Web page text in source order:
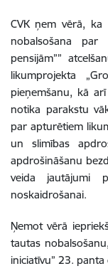
CVK ņem vērā,
nobalsošana par
pensijām””
likumprojekta
pieņemšanu, kā
notika parakstu
par apturētiem
un slimības
apdrošināšanu
veida jautājumi
noskaidrošanai.
Ņemot vērā
tautas
iniciatīvu” 23.